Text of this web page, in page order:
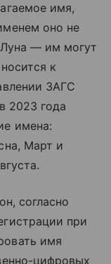
имя,
оно не
Луна — им могут
к
ЗАГС
2023 года
имена:
Март и
согласно
при
имя
цифровых